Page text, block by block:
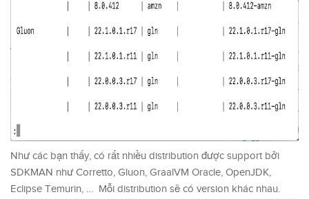
Như các bạn thấy, có rất nhiều distribution được support bởi
SDKMAN như Corretto, Gluon, GraalVM Oracle, OpenJDK,
Eclipse Temurin, … Mỗi distribution sẽ có version khác nhau.